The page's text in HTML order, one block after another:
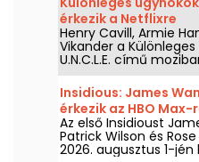
érkezik a Netflixre
Henry Cavill, Armie
Vikander a
U.N.C.L.E. című
Netflixen lesz
Insidious: James
érkezik az HBO Max-
Az első Insidioust
Patrick Wilson és
2026. augusztus 1-jén